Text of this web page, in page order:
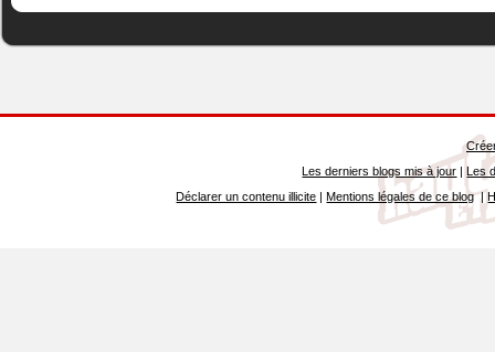
Les derniers blogs mis à jour | Les
Déclarer un contenu illicite |Mentions légales de ce blog|